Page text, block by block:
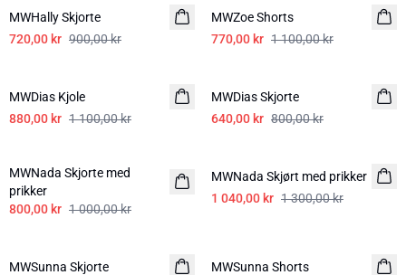
MWHally Skjorte
720,00 kr 900,00 kr
MWZoe Shorts
770,00 kr 1 100,00 kr
LIN
MWDias Kjole
880,00 kr 1 100,00 kr
LIN
MWDias Skjorte
640,00 kr 800,00 kr
MWNada Skjorte med
prikker
800,00 kr 1 000,00 kr
MWNada Skjørt med prikker
1 040,00 kr 1 300,00 kr
MWSunna Skjorte
MWSunna Shorts